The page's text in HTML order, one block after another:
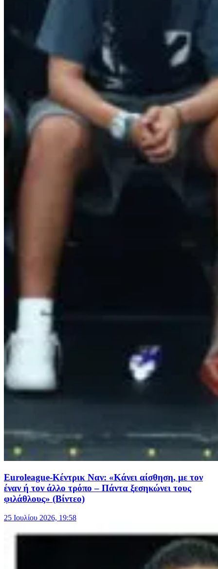
Euroleague-Κέντρικ Ναν: «Κάνει αίσθηση, με τον
έναν ή τον άλλο τρόπο – Πάντα ξεσηκώνει τους
φιλάθλους» (Βίντεο)
25 Ιουλίου 2026, 19:58